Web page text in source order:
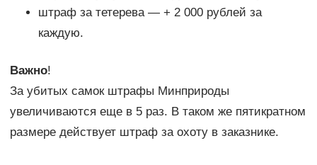
штраф за тетерева — + 2 000 рублей за
каждую.
Важно!
За убитых самок штрафы Минприроды
увеличиваются еще в 5 раз. В таком же пятикратном
размере действует штраф за охоту в заказнике.